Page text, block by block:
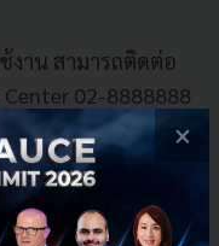
าน สามารถติดต่อ
02-8888888
ได้ทุกวันตลอด 24
Service
×